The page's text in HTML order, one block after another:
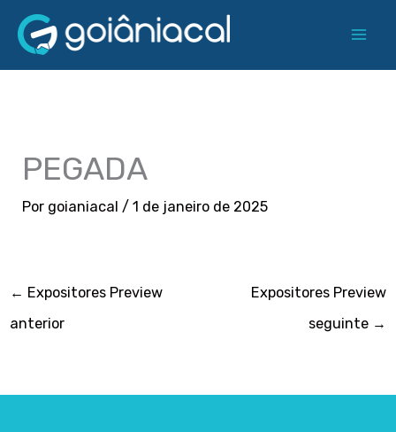
para
PEGADA
Por goianiacal/1 de janeiro de 2025
← Expositores Preview
anterior
Expositores Preview
seguinte →